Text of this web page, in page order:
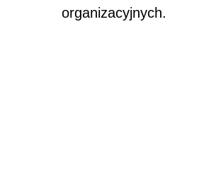
organizacyjnych.